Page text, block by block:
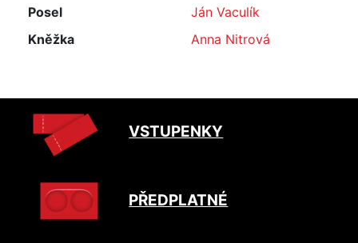
Posel
Ján Vaculík
Kněžka
Anna Nitrová
VSTUPENKY
PŘEDPLATNÉ